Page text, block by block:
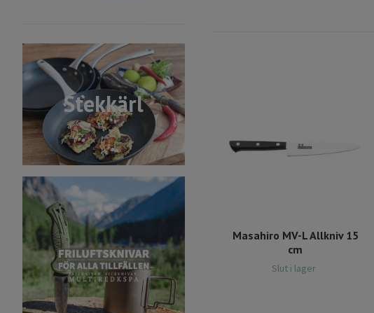
Stekkärl
Masahiro MV-L Allkniv 15
cm
Slut i lager